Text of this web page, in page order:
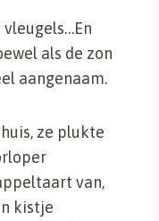
als de zon
aangenaam.
ze plukte
van,
kistje